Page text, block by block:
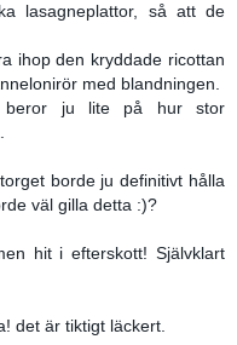
lasagneplattor, så att de
ihop den kryddade ricottan
med blandningen.
beror ju lite på hur stor
borde ju definitivt hålla
väl gilla detta :)?
hit i efterskott! Självklart
det är tiktigt läckert.